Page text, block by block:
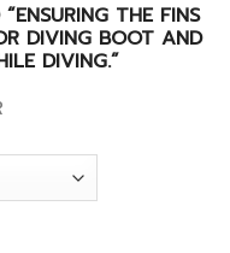
THE FINS
DIVING BOOT AND
DIVING.”